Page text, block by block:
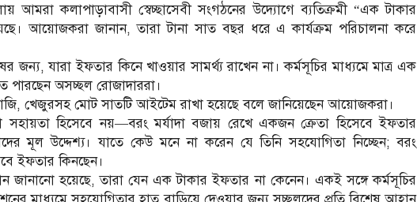
আমরা কলাপাড়াবাসী স্বেচ্ছাসেবী সংগঠনের উদ্যোগে ব্যতিক্রমী “এক টাকার
আয়োজকরা জানান, তারা টানা সাত বছর ধরে এ কার্যক্রম পরিচালনা করে
জন্য, যারা ইফতার কিনে খাওয়ার সামর্থ্য রাখেন না। কর্মসূচির মাধ্যমে মাত্র এক
পারছেন অসচ্ছল রোজাদাররা।
খেজুরসহ মোট সাতটি আইটেম রাখা হয়েছে বলে জানিয়েছেন আয়োজকরা।
হিসেবে নয়—বরং মর্যাদা বজায় রেখে একজন ক্রেতা হিসেবে ইফতার
মূল উদ্দেশ্য। যাতে কেউ মনে না করেন যে তিনি সহযোগিতা নিচ্ছেন; বরং
ইফতার কিনছেন।
জানানো হয়েছে, তারা যেন এক টাকার ইফতার না কেনেন। একই সঙ্গে কর্মসূচির